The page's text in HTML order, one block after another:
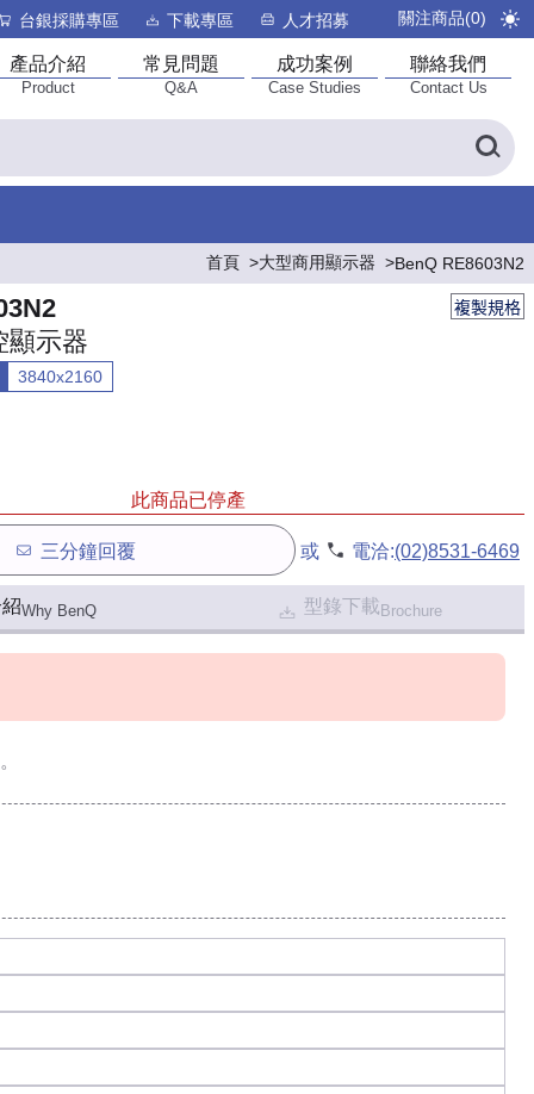
台銀採購專區 下載專區 人才招募 關注商品(0)
產品介紹
Product
常見問題
Q&A
成功案例
Case Studies
聯絡我們
Contact Us
首頁 大型商用顯示器 BenQ RE8603N2
複製規格
顯示器
3840x2160
此商品已停產
三分鐘回覆 或 電洽:(02)8531-6469
Why BenQ 型錄下載 Brochure